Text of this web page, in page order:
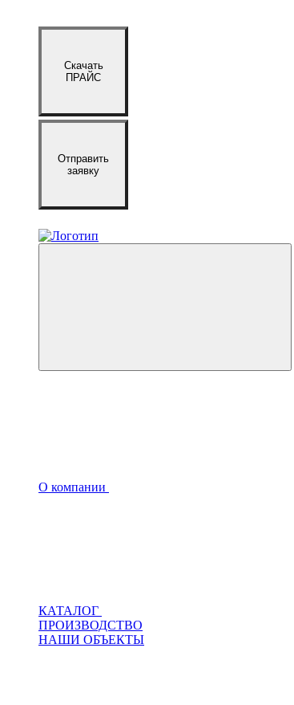
Скачать
ПРАЙС
Отправить
заявку
О компании
КАТАЛОГ
ПРОИЗВОДСТВО
НАШИ ОБЪЕКТЫ